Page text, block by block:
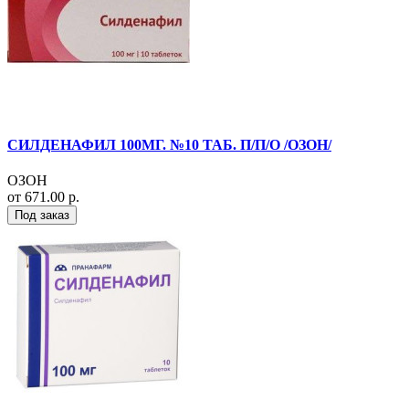
СИЛДЕНАФИЛ 100МГ. №10 ТАБ. П/П/О /ОЗОН/
ОЗОН
от 671.00 р.
Под заказ